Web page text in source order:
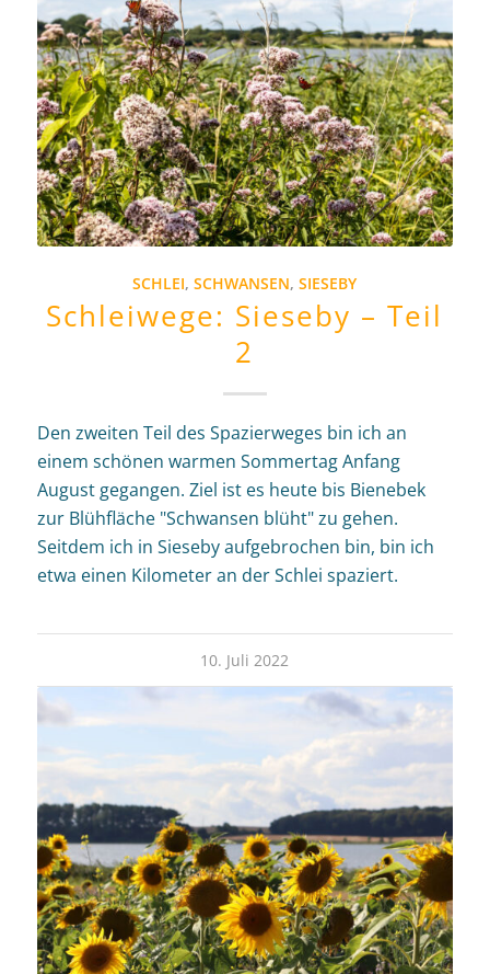
SCHLEI,SCHWANSEN,SIESEBY
Schleiwege: Sieseby – Teil
2
Den zweiten Teil des Spazierweges bin ich an
einem schönen warmen Sommertag Anfang
August gegangen. Ziel ist es heute bis Bienebek
zur Blühfläche "Schwansen blüht" zu gehen.
Seitdem ich in Sieseby aufgebrochen bin, bin ich
etwa einen Kilometer an der Schlei spaziert.
10. Juli 2022